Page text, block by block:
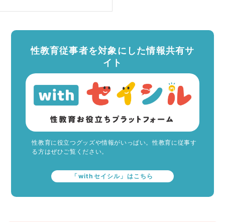
性教育従事者を対象にした情報共有サ
イト
性教育に役立つグッズや情報がいっぱい。性教育に従事す
る方はぜひご覧ください。
「withセイシル」はこちら